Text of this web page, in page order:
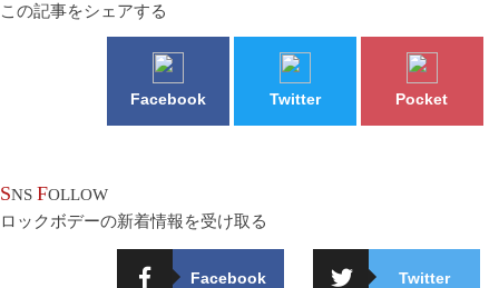
この記事をシェアする
Facebook Twitter Pocket
SNS FOLLOW
ロックボデーの新着情報を受け取る
Facebook Twitter